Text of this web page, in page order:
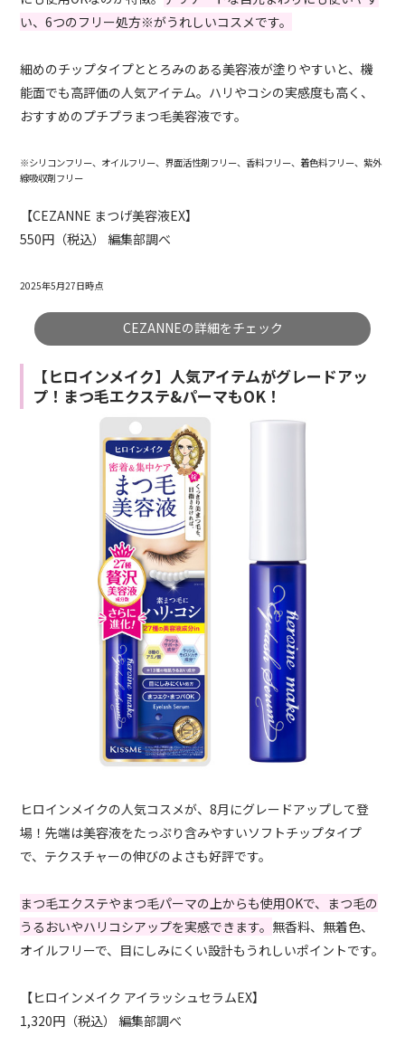
い、6つのフリー処方※がうれしいコスメです。
細めのチップタイプととろみのある美容液が塗りやすいと、機
能面でも高評価の人気アイテム。ハリやコシの実感度も高く、
おすすめのプチプラまつ毛美容液です。
※シリコンフリー、オイルフリー、界面活性剤フリー、香料フリー、着色料フリー、紫外
線吸収剤フリー
【CEZANNE まつげ美容液EX】
550円（税込） 編集部調べ
2025年5月27日時点
CEZANNEの詳細をチェック
【ヒロインメイク】人気アイテムがグレードアッ
プ！まつ毛エクステ&パーマもOK！
ヒロインメイクの人気コスメが、8月にグレードアップして登
場！先端は美容液をたっぷり含みやすいソフトチップタイプ
で、テクスチャーの伸びのよさも好評です。
まつ毛エクステやまつ毛パーマの上からも使用OKで、まつ毛の
うるおいやハリコシアップを実感できます。 無香料、無着色、
オイルフリーで、目にしみにくい設計もうれしいポイントです。
【ヒロインメイク アイラッシュセラムEX】
1,320円（税込） 編集部調べ